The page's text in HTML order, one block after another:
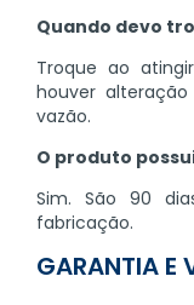
Quando devo
Troque ao
houver
vazão.
O produto
Sim. São 90
fabricação.
GARANTIA E